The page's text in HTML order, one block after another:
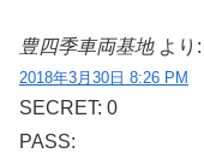
豊四季車両基地 より:
2018年3月30日 8:26 PM
SECRET: 0
PASS: